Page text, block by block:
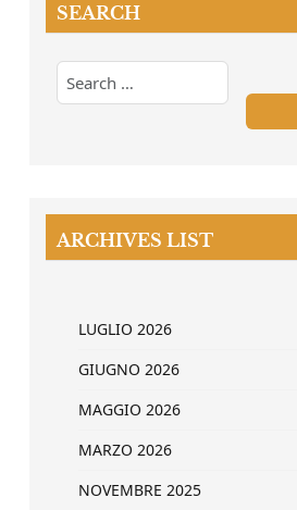
SEARCH
ARCHIVES LIST
LUGLIO 2026
GIUGNO 2026
MAGGIO 2026
MARZO 2026
NOVEMBRE 2025